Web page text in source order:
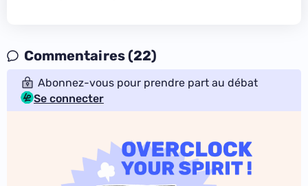
Commentaires (22)
Abonnez-vous pour prendre part au débat
Se connecter